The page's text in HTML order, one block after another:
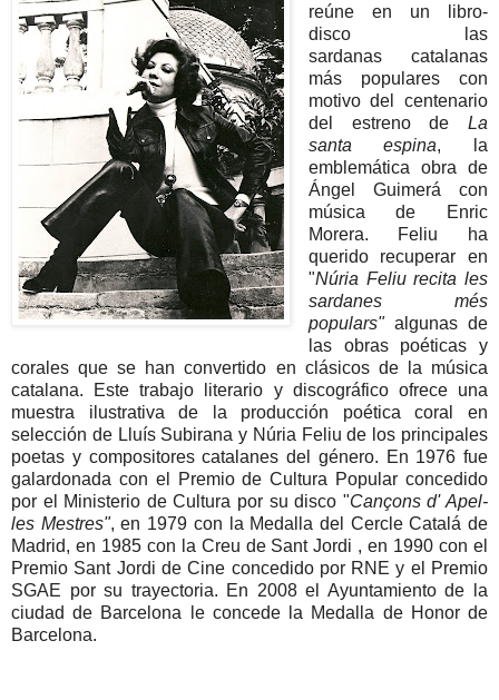
reúne en un libro-
disco las
sardanas catalanas
más populares con
motivo del centenario
del estreno de La
santa espina, la
emblemática obra de
Ángel Guimerá con
música de Enric
Morera. Feliu ha
querido recuperar en
"Núria Feliu recita les
sardanes més
populars"algunas de
las obras poéticas y
corales que se han convertido en clásicos de la música
catalana. Este trabajo literario y discográfico ofrece una
muestra ilustrativa de la producción poética coral en
selección de Lluís Subirana y Núria Feliu de los principales
poetas y compositores catalanes del género. En 1976 fue
galardonada con el Premio de Cultura Popular concedido
por el Ministerio de Cultura por su disco "Cançons d' Apel-
les Mestres", en 1979 con la Medalla del Cercle Catalá de
Madrid, en 1985 con la Creu de Sant Jordi , en 1990 con el
Premio Sant Jordi de Cine concedido por RNE y el Premio
SGAE por su trayectoria. En 2008 el Ayuntamiento de la
ciudad de Barcelona le concede la Medalla de Honor de
Barcelona.